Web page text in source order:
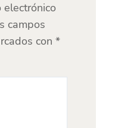
electrónico
campos
con *